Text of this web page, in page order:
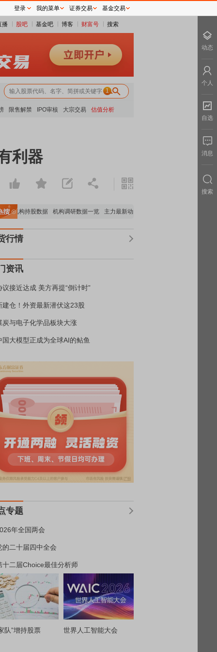
播 股吧 基金吧 博客 财富号 搜索
1
限售解禁 IPO审核 大宗交易 估值分析
利器
机构持股数据 机构调研数据一览 主力最新动向
行情
资讯
议接近达成 美方再提“倒计时”
建仓！外资最新潜伏这23股
炭与电子化学品板块大涨
国大模型正成为全球AI的鲇鱼
专题
年全国两会
的二十届四中全会
十二届Choice最佳分析师
队”增持股票 世界人工智能大会
登录 我的菜单 证券交易 基金交易
动态
个人
自选
消息
搜索